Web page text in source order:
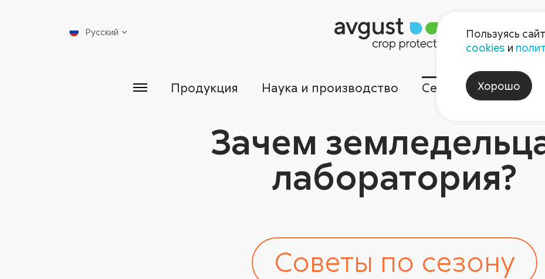
Русский
Продукция Наука и производство Сервисы
Зачем
лаборатория?
Советы по сезону
Пользуясь
cookies и
Хорошо